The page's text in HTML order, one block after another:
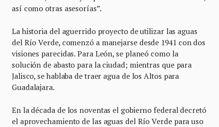
así como otras asesorías”.
La historia del aguerrido proyecto de utilizar las aguas
del Río Verde, comenzó a manejarse desde 1941 con dos
visiones parecidas. Para León, se planeó como la
solución de abasto para la ciudad; mientras que para
Jalisco, se hablaba de traer agua de los Altos para
Guadalajara.
En la década de los noventas el gobierno federal decretó
el aprovechamiento de las aguas del Río Verde para uso